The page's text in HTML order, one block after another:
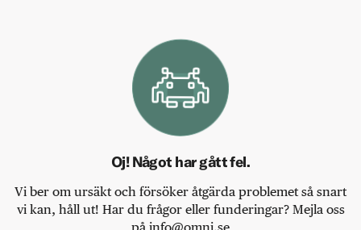
Oj! Något har gått fel.
Vi ber om ursäkt och försöker åtgärda problemet så snart
vi kan, håll ut! Har du frågor eller funderingar? Mejla oss